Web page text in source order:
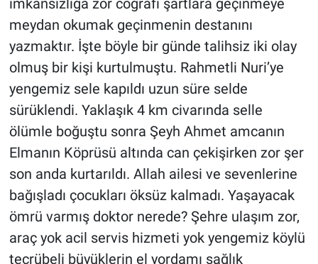
imkansızlığa zor coğrafi şartlara geçinmeye
meydan okumak geçinmenin destanını
yazmaktır. İşte böyle bir günde talihsiz iki olay
olmuş bir kişi kurtulmuştu. Rahmetli Nuri’ye
yengemiz sele kapıldı uzun süre selde
sürüklendi. Yaklaşık 4 km civarında selle
ölümle boğuştu sonra Şeyh Ahmet amcanın
Elmanın Köprüsü altında can çekişirken zor şer
son anda kurtarıldı. Allah ailesi ve sevenlerine
bağışladı çocukları öksüz kalmadı. Yaşayacak
ömrü varmış doktor nerede? Şehre ulaşım zor,
araç yok acil servis hizmeti yok yengemiz köylü
tecrübeli büyüklerin el yordamı sağlık